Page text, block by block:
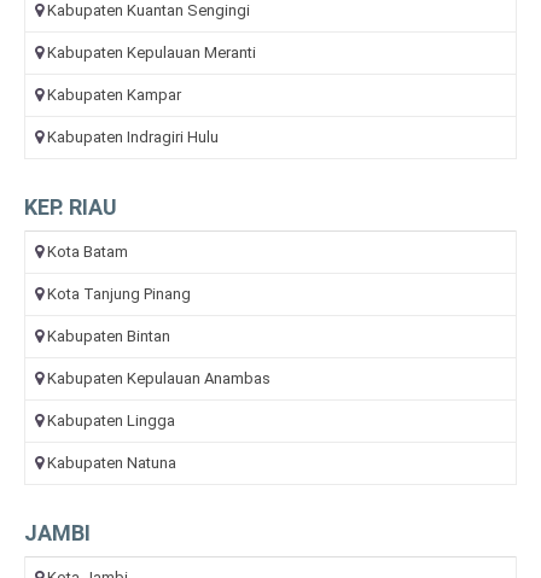
Kabupaten Kuantan Sengingi
Kabupaten Kepulauan Meranti
Kabupaten Kampar
Kabupaten Indragiri Hulu
KEP. RIAU
Kota Batam
Kota Tanjung Pinang
Kabupaten Bintan
Kabupaten Kepulauan Anambas
Kabupaten Lingga
Kabupaten Natuna
JAMBI